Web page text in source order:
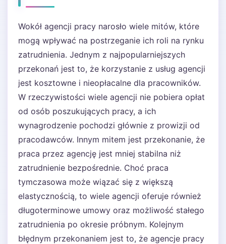
Wokół agencji pracy narosło wiele mitów, które
mogą wpływać na postrzeganie ich roli na rynku
zatrudnienia. Jednym z najpopularniejszych
przekonań jest to, że korzystanie z usług agencji
jest kosztowne i nieopłacalne dla pracowników.
W rzeczywistości wiele agencji nie pobiera opłat
od osób poszukujących pracy, a ich
wynagrodzenie pochodzi głównie z prowizji od
pracodawców. Innym mitem jest przekonanie, że
praca przez agencję jest mniej stabilna niż
zatrudnienie bezpośrednie. Choć praca
tymczasowa może wiązać się z większą
elastycznością, to wiele agencji oferuje również
długoterminowe umowy oraz możliwość stałego
zatrudnienia po okresie próbnym. Kolejnym
błędnym przekonaniem jest to, że agencje pracy